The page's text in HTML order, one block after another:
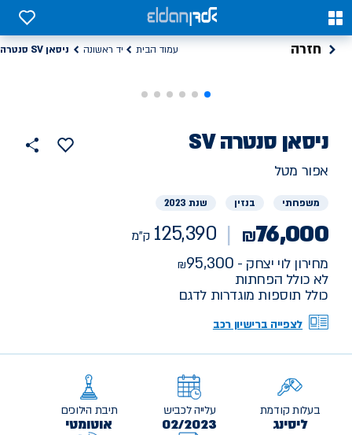
0
0
חזרה עמוד הבית יד ראשונה ניסאן SV סנטרה
רכב
יד
ניסאן SV סנטרה
הוסף
למועדפים
אפור מטל
משפחתי בנזין שנת 2023
₪76,000
125,390 ק"מ
מחירון לוי יצחק - 95,300
לא כולל הפחתות
כולל תוספות מוגדרות לדגם
לצפייה ברישיון רכב
בעלות קודמת
ליסינג
עלייה לכביש
02/2023
תיבת הילוכים
אוטומטי